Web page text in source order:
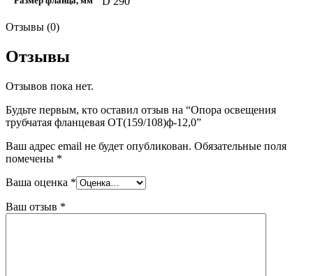
Отзывы (0)
Отзывы
Отзывов пока нет.
Будьте первым, кто оставил отзыв на “Опора освещения
трубчатая фланцевая ОТ(159/108)ф-12,0”
Ваш адрес email не будет опубликован. Обязательные поля
помечены *
Ваша оценка *
Ваш отзыв *